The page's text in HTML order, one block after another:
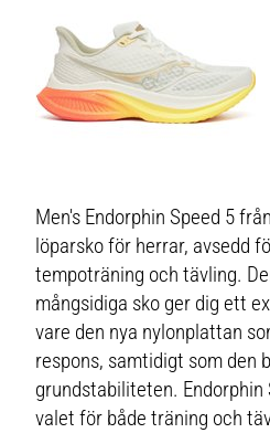
Men's Endorphin Speed 5
löparsko för herrar, avsedd
tempoträning och tävling.
mångsidiga sko ger dig ett
vare den nya nylonplattan
respons, samtidigt som den
grundstabiliteten.
valet för både träning och